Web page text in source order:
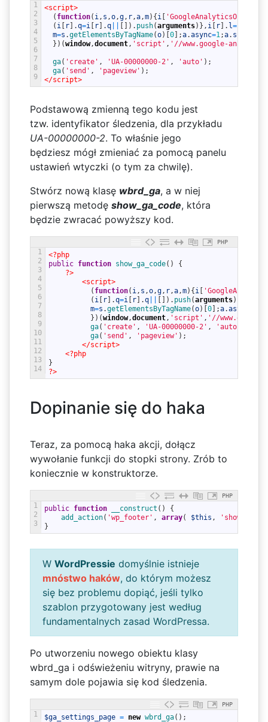
1
2
3
4
5
6
7
8
9
<script>
( function( i, s ,o,g, r,a,m) { i[ 'GoogleAnalyticsObject'
( i[ r] .q=i[ r] .q|| ) . push(arguments) } , i[ r] . l=1
m=s .getElementsByTagName(o) 0] ;a.async=1;a. src
} ) (window,document, 'script' , '//www.google-
ga( 'create' , 'UA-00000000-2' , 'auto' ) ;
ga( 'send' , 'pageview' ) ;
</script>
Podstawową zmienną tego kodu jest
tzw. identyfikator śledzenia, dla przykładu
UA-00000000-2. To właśnie jego
będziesz mógł zmieniać za pomocą panelu
ustawień wtyczki (o tym za chwilę).
Stwórz nową klasę wbrd_ga, a w niej
pierwszą metodę show_ga_code, która
będzie zwracać powyższy kod.
PHP
1
2
3
4
5
6
7
8
9
10
11
12
13
14
<?php
public function show_ga_code( )
{
?>
<script>
( function( i, s ,o,g, r,a,m) { i[
( i[ r] .q=i[ r] .q|| ) . push(arguments)
m=s .getElementsByTagName(o) 0] ;a.async
} ) (window,document, 'script' , '//
ga( 'create' , 'UA-00000000-2' , 'auto'
ga( 'send' , 'pageview' ) ;
</script>
<?php
}
?>
Dopinanie się do haka
Teraz, za pomocą haka akcji, dołącz
wywołanie funkcji do stopki strony. Zrób to
koniecznie w konstruktorze.
PHP
1
2
3
public function __construct ( )
{
add_action( 'wp_footer' , array( $this ,
}
W WordPressie domyślnie istnieje
mnóstwo haków, do którym możesz
się bez problemu dopiąć, jeśli tylko
szablon przygotowany jest według
fundamentalnych zasad WordPressa.
Po utworzeniu nowego obiektu klasy
wbrd_ga i odświeżeniu witryny, prawie na
samym dole pojawia się kod śledzenia.
PHP
1 $ga_settings_page = new wbrd_ga( ) ;